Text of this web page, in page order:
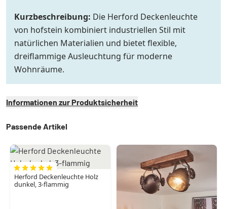
Kurzbeschreibung: Die Herford Deckenleuchte
von hofstein kombiniert industriellen Stil mit
natürlichen Materialien und bietet flexible,
dreiflammige Ausleuchtung für moderne
Wohnräume.
Informationen zur Produktsicherheit
Passende Artikel
Herford Deckenleuchte Holz
dunkel, 3-flammig